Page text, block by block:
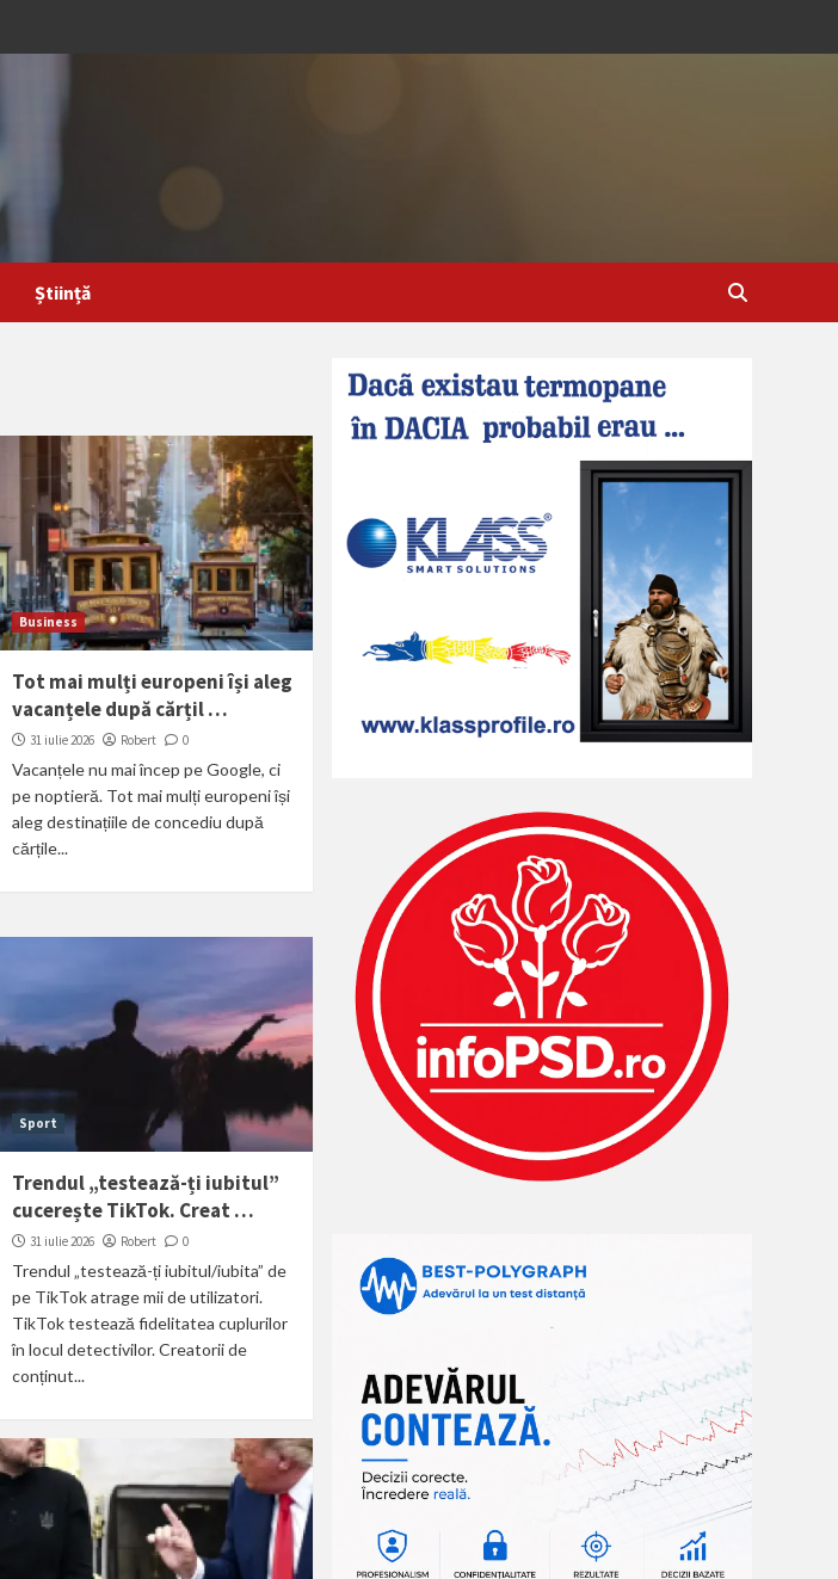
Știință
Business
Tot mai mulți europeni își aleg
vacanțele după cărțil …
31 iulie 2026 Robert 0
Vacanțele nu mai încep pe Google, ci
pe noptieră. Tot mai mulți europeni își
aleg destinațiile de concediu după
cărțile...
Sport
Trendul „testează-ți iubitul”
cucerește TikTok. Creat …
31 iulie 2026 Robert 0
Trendul „testează-ți iubitul/iubita” de
pe TikTok atrage mii de utilizatori.
TikTok testează fidelitatea cuplurilor
în locul detectivilor. Creatorii de
conținut...